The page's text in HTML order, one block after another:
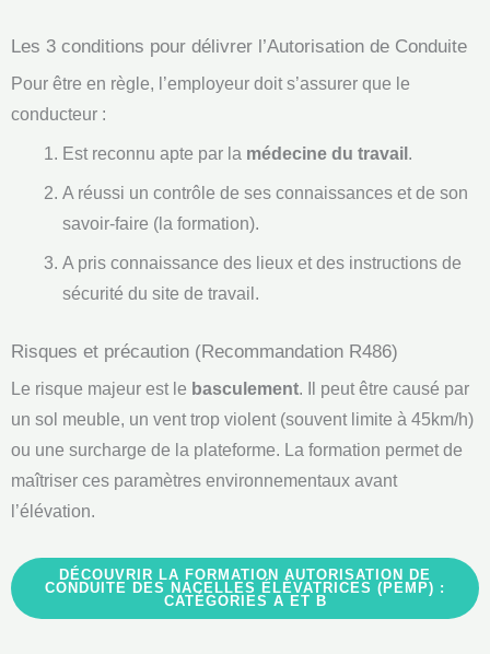
Les 3 conditions pour délivrer l’Autorisation de Conduite
Pour être en règle, l’employeur doit s’assurer que le
conducteur :
Est reconnu apte par la médecine du travail .
A réussi un contrôle de ses connaissances et de son
savoir-faire (la formation).
A pris connaissance des lieux et des instructions de
sécurité du site de travail.
Risques et précaution (Recommandation R486)
Le risque majeur est le basculement. Il peut être causé par
un sol meuble, un vent trop violent (souvent limite à 45km/h)
ou une surcharge de la plateforme. La formation permet de
maîtriser ces paramètres environnementaux avant
l’élévation.
DÉCOUVRIR LA FORMATION AUTORISATION DE
CONDUITE DES NACELLES ÉLÉVATRICES (PEMP) :
CATÉGORIES A ET B